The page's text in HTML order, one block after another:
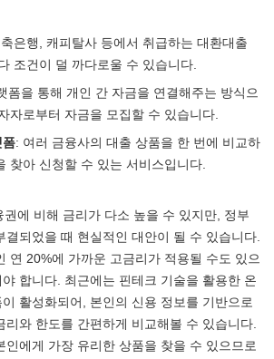
은행, 캐피탈사 등에서 취급하는 대환대출
조건이 덜 까다로울 수 있습니다.
폼을 통해 개인 간 자금을 연결해주는 방식으
자로부터 자금을 모집할 수 있습니다.
폼: 여러 금융사의 대출 상품을 한 번에 비교하
찾아 신청할 수 있는 서비스입니다.
에 비해 금리가 다소 높을 수 있지만, 정부
결되었을 때 현실적인 대안이 될 수 있습니다.
연 20%에 가까운 고금리가 적용될 수도 있으
합니다. 최근에는 핀테크 기술을 활용한 온
활성화되어, 본인의 신용 정보를 기반으로
리와 한도를 간편하게 비교해볼 수 있습니다.
인에게 가장 유리한 상품을 찾을 수 있으므로